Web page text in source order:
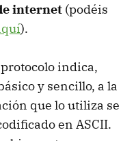
internet (podéis
).
indica,
y sencillo, a la
que lo utiliza se
en ASCII.